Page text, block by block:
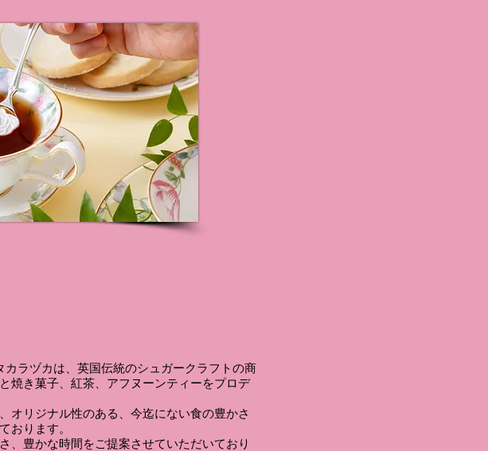
ラヅカは、英国伝統のシュガークラフトの商
焼き菓子、紅茶、アフヌーンティーをプロデ
オリジナル性のある、今迄にない食の豊かさ
おります。
、豊かな時間をご提案させていただいており